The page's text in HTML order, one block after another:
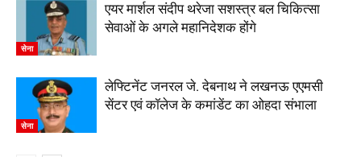
सेना
एयर मार्शल संदीप थरेजा सशस्त्र बल चिकित्सा
सेवाओं के अगले महानिदेशक होंगे
सेना
लेफ्टिनेंट जनरल जे. देबनाथ ने लखनऊ एएमसी
सेंटर एवं कॉलेज के कमांडेंट का ओहदा संभाला